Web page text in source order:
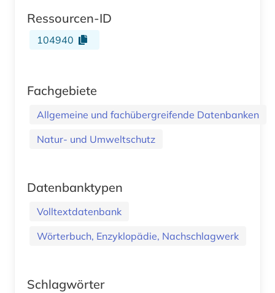
Ressourcen-ID
104940
Fachgebiete
Allgemeine und fachübergreifende Datenbanken
Natur- und Umweltschutz
Datenbanktypen
Volltextdatenbank
Wörterbuch, Enzyklopädie, Nachschlagwerk
Schlagwörter